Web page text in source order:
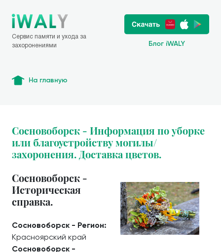
Сервис памяти и ухода за
захоронениями
Блог iWALY
На главную
Сосновоборск - Информация по уборке
или благоустройству могилы/
захоронения. Доставка цветов.
Сосновоборск -
Историческая
справка.
Сосновоборск - Регион:
Красноярский край
Сосновоборск -